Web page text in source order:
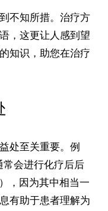
不知所措。治疗方
，这更让人感到望
知识，助您在治疗
处至关重要。例
常会进行化疗后后
，因为其中相当一
有助于患者理解为